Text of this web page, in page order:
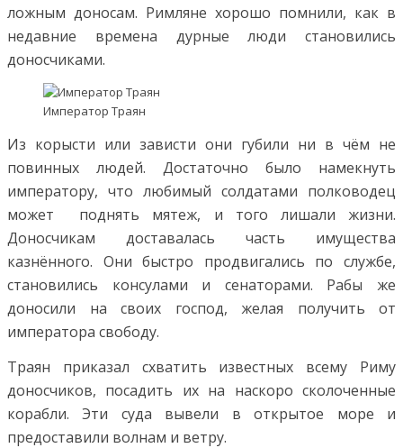
ложным доносам. Римляне хорошо помнили, как в
недавние времена дурные люди становились
доносчиками.
Император Траян
Из корысти или зависти они губили ни в чём не
повинных людей. Достаточно было намекнуть
императору, что любимый солдатами полководец
может поднять мятеж, и того лишали жизни.
Доносчикам доставалась часть имущества
казнённого. Они быстро продвигались по службе,
становились консулами и сенаторами. Рабы же
доносили на своих господ, желая получить от
императора свободу.
Траян приказал схватить известных всему Риму
доносчиков, посадить их на наскоро сколоченные
корабли. Эти суда вывели в открытое море и
предоставили волнам и ветру.